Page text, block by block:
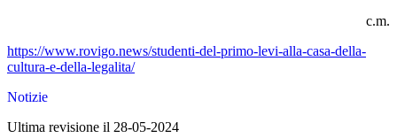
c.m.
https://www.rovigo.news/studenti-del-primo-levi-alla-casa-della-
cultura-e-della-legalita/
Notizie
Ultima revisione il 28-05-2024